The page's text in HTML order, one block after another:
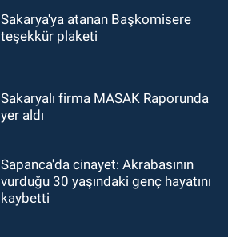
Sakarya'ya atanan Başkomisere
teşekkür plaketi
Sakaryalı firma MASAK Raporunda
yer aldı
Sapanca'da cinayet: Akrabasının
vurduğu 30 yaşındaki genç hayatını
kaybetti